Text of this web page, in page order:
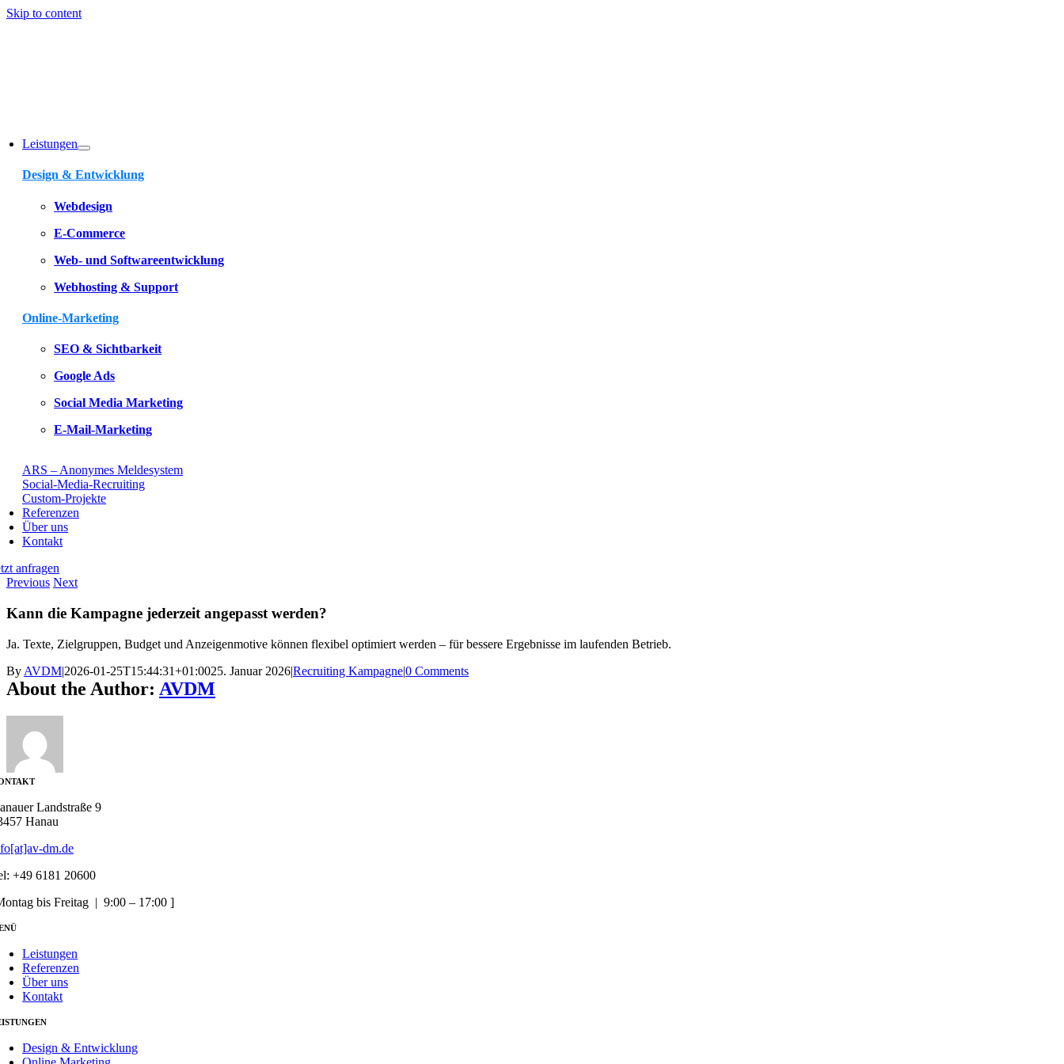
Skip to content
Leistungen
Design & Entwicklung
Webdesign
E-Commerce
Web- und Softwareentwicklung
Webhosting & Support
Online-Marketing
SEO & Sichtbarkeit
Google Ads
Social Media Marketing
E-Mail-Marketing
ARS – Anonymes Meldesystem
Social-Media-Recruiting
Custom-Projekte
Referenzen
Über uns
Kontakt
anfragen
Previous Next
Kann die Kampagne jederzeit angepasst werden?
Ja. Texte, Zielgruppen, Budget und Anzeigenmotive können flexibel optimiert werden – für bessere Ergebnisse im laufenden Betrieb.
By AVDM|2026-01-25T15:44:31+01:0025. Januar 2026|Recruiting Kampagne|0 Comments
About the Author: AVDM
Landstraße 9
Hanau
dm.de
+49 6181 20600
bis Freitag | 9:00 – 17:00 ]
Leistungen
Referenzen
Über uns
Kontakt
Design & Entwicklung